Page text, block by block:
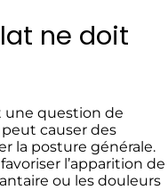
ne doit
une question de
peut causer des
la posture générale.
l’apparition de
ou les douleurs